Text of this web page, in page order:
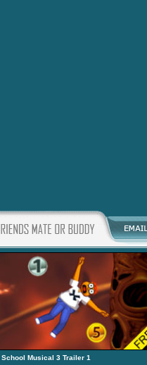
Musical 3 Trailer 1